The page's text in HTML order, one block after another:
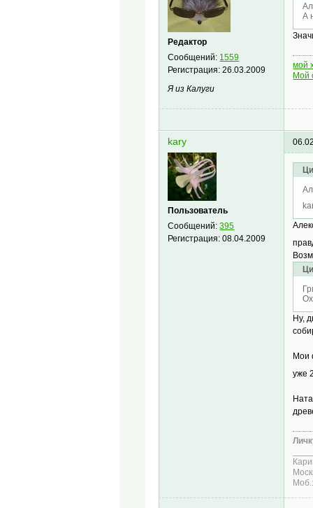
Редактор
Сообщений: 1559
Регистрация:26.03.2009
Я из Калуги
А
мой
Мой
kary
Пользователь
Сообщений:395
Регистрация:08.04.2009
Ну,
Мои
уже